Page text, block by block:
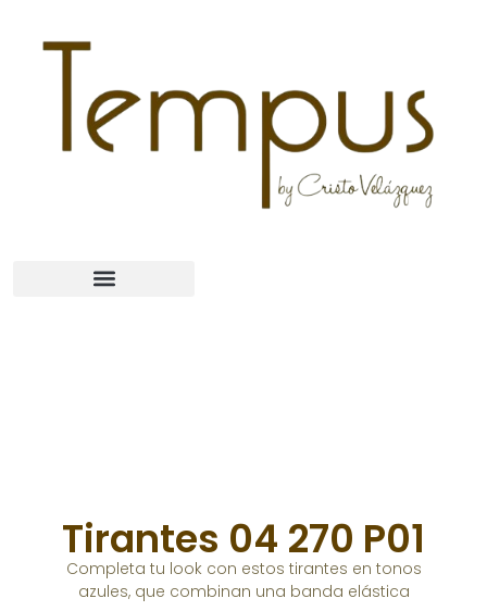
Tirantes 04 270 P01
Completa tu look con estos tirantes en tonos
azules, que combinan una banda elástica